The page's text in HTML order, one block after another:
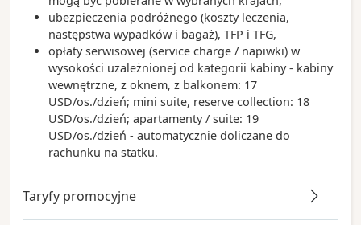
ubezpieczenia podróżnego (koszty leczenia,
następstwa wypadków i bagaż), TFP i TFG,
opłaty serwisowej (service charge / napiwki) w
wysokości uzależnionej od kategorii kabiny - kabiny
wewnętrzne, z oknem, z balkonem: 17
USD/os./dzień; mini suite, reserve collection: 18
USD/os./dzień; apartamenty / suite: 19
USD/os./dzień - automatycznie doliczane do
rachunku na statku.
Taryfy promocyjne